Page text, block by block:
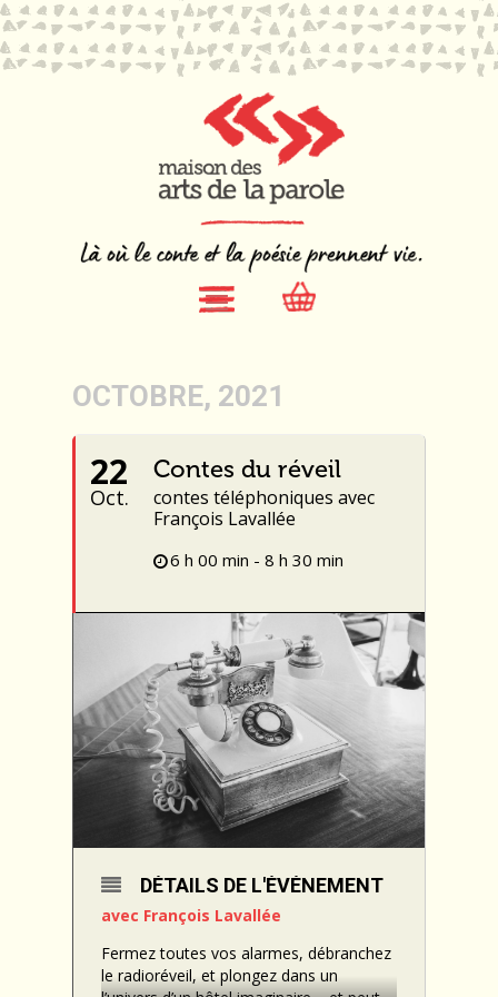
OCTOBRE, 2021
22
Oct.
Contes du réveil
contes téléphoniques avec
François Lavallée
6 h 00 min - 8 h 30 min
DÉTAILS DE L'ÉVÉNEMENT
avec François Lavallée
Fermez toutes vos alarmes, débranchez
le radioréveil, et plongez dans un